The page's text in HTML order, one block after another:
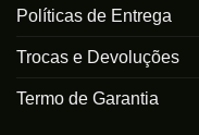
Políticas de Entrega
Trocas e Devoluções
Termo de Garantia